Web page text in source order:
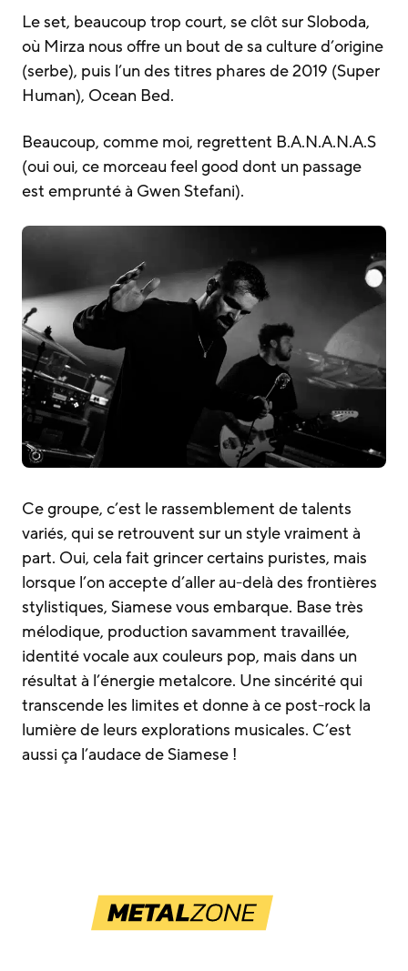
Le set, beaucoup trop court, se clôt sur Sloboda,
où Mirza nous offre un bout de sa culture d’origine
(serbe), puis l’un des titres phares de 2019 (Super
Human), Ocean Bed.
Beaucoup, comme moi, regrettent B.A.N.A.N.A.S
(oui oui, ce morceau feel good dont un passage
est emprunté à Gwen Stefani).
Ce groupe, c’est le rassemblement de talents
variés, qui se retrouvent sur un style vraiment à
part. Oui, cela fait grincer certains puristes, mais
lorsque l’on accepte d’aller au-delà des frontières
stylistiques, Siamese vous embarque. Base très
mélodique, production savamment travaillée,
identité vocale aux couleurs pop, mais dans un
résultat à l’énergie metalcore. Une sincérité qui
transcende les limites et donne à ce post-rock la
lumière de leurs explorations musicales. C’est
aussi ça l’audace de Siamese !